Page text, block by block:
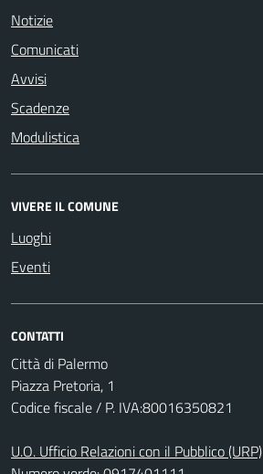
Notizie
Comunicati
Avvisi
Scadenze
Modulistica
VIVERE IL COMUNE
Luoghi
Eventi
CONTATTI
Città di Palermo
Piazza Pretoria, 1
Codice fiscale / P. IVA:80016350821
U.O. Ufficio Relazioni con il Pubblico (URP)